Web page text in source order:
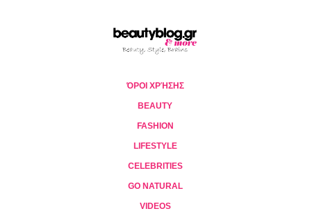
ΌΡΟΙ ΧΡΉΣΗΣ
BEAUTY
FASHION
LIFESTYLE
CELEBRITIES
GO NATURAL
VIDEOS